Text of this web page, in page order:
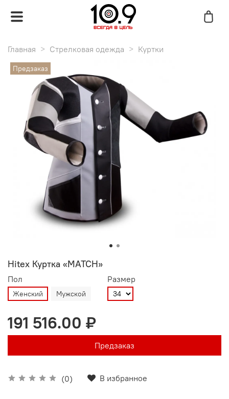
Главная Стрелковая одежда Куртки
Предзаказ
Hitex Куртка «MATCH»
(0) В избранное
Пол
Женский Мужской
Размер
191 516.00 ₽
Предзаказ